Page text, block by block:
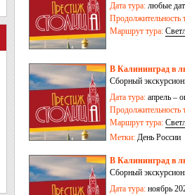
Дата тура: любые
Продолжительность
Маршрут тура:
В Калининград в
Сборный
Дата тура: апрель –
Продолжительность
Маршрут тура:
Черняховск
Метки: День России
В Калининград в
Сборный
Дата тура: ноябрь